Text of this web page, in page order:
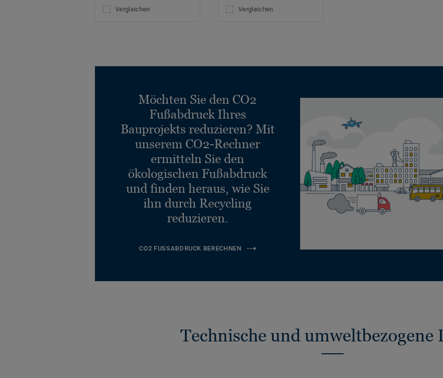
Vergleichen Vergleichen
Möchten Sie den CO2
Fußabdruck Ihres
Bauprojekts reduzieren? Mit
unserem CO2-Rechner
ermitteln Sie den
ökologischen Fußabdruck
und finden heraus, wie Sie
ihn durch Recycling
reduzieren.
CO2 FUSSABDRUCK BERECHNEN
Technische und umweltbezogene